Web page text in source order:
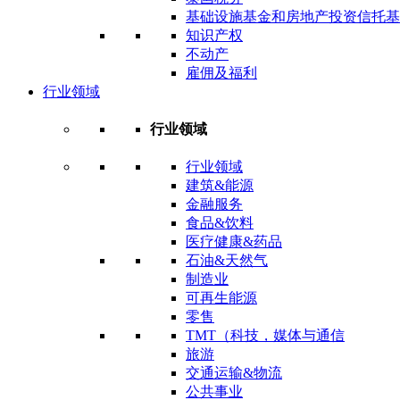
基础设施基金和房地产投资信托
知识产权
不动产
雇佣及福利
行业领域
行业领域
行业领域
建筑&能源
金融服务
食品&饮料
医疗健康&药品
石油&天然气
制造业
可再生能源
零售
TMT（科技，媒体与通信
旅游
交通运输&物流
公共事业